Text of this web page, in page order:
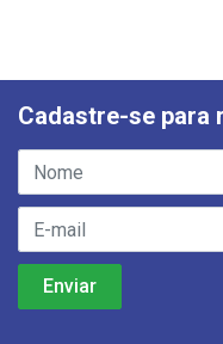
Cadastre-se para